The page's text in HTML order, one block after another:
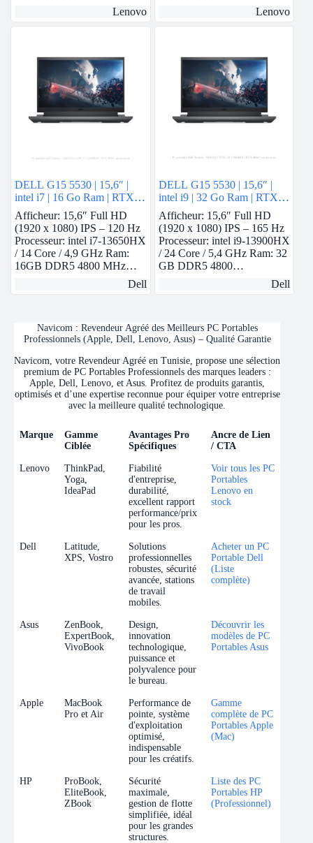
Lenovo
Lenovo
DELL G15 5530 | 15,6″ |
intel i7 | 16 Go Ram | RTX
3050
Afficheur: 15,6″ Full HD
(1920 x 1080) IPS – 120 Hz
Processeur: intel i7-13650HX
/ 14 Core / 4,9 GHz Ram:
16GB DDR5 4800 MHz…
Dell
DELL G15 5530 | 15,6″ |
intel i9 | 32 Go Ram | RTX
4060
Afficheur: 15,6″ Full HD
(1920 x 1080) IPS – 165 Hz
Processeur: intel i9-13900HX
/ 24 Core / 5,4 GHz Ram: 32
GB DDR5 4800…
Dell
Navicom : Revendeur Agréé des Meilleurs PC Portables
Professionnels (Apple, Dell, Lenovo, Asus) – Qualité Garantie
Navicom, votre Revendeur Agréé en Tunisie, propose une sélection
premium de PC Portables Professionnels des marques leaders :
Apple, Dell, Lenovo, et Asus. Profitez de produits garantis,
optimisés et d’une expertise reconnue pour équiper votre entreprise
avec la meilleure qualité technologique.
Marque
Gamme
Ciblée
Avantages Pro
Spécifiques
Ancre de Lien
/ CTA
Marque
Gamme
Ciblée
Avantages Pro
Spécifiques
Ancre de Lien
/ CTA
Lenovo
ThinkPad,
Yoga,
IdeaPad
Fiabilité
d'entreprise,
durabilité,
excellent rapport
performance/prix
pour les pros.
Voir tous les PC
Portables
Lenovo en
stock
Dell
Latitude,
XPS, Vostro
Solutions
professionnelles
robustes, sécurité
avancée, stations
de travail
mobiles.
Acheter un PC
Portable Dell
(Liste
complète)
Asus
ZenBook,
ExpertBook,
VivoBook
Design,
innovation
technologique,
puissance et
polyvalence pour
le bureau.
Découvrir les
modèles de PC
Portables Asus
Apple
MacBook
Pro et Air
Performance de
pointe, système
d'exploitation
optimisé,
indispensable
pour les créatifs.
Gamme
complète de PC
Portables Apple
(Mac)
HP
ProBook,
EliteBook,
ZBook
Sécurité
maximale,
gestion de flotte
simplifiée, idéal
pour les grandes
structures.
Liste des PC
Portables HP
(Professionnel)